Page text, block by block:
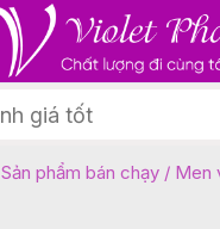
Sản phẩm bán chạy / Men